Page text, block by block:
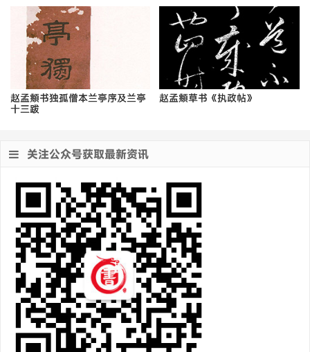
赵孟頫书独孤僧本兰亭序及兰亭
十三跋
赵孟頫草书《执政帖》
关注公众号获取最新资讯